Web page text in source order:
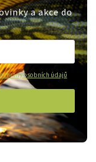
a akce do
osobních údajů